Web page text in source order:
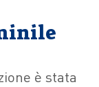
è stata